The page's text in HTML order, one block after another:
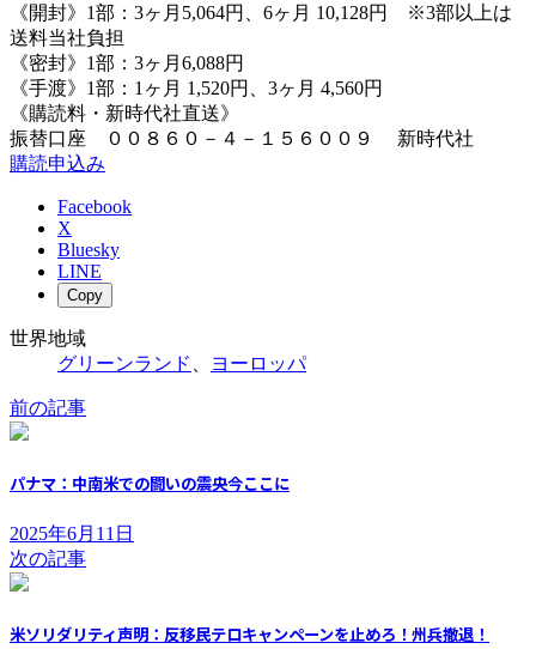
《開封》1部：3ヶ月5,064円、6ヶ月 10,128円 ※3部以上は
送料当社負担
《密封》1部：3ヶ月6,088円
《手渡》1部：1ヶ月 1,520円、3ヶ月 4,560円
《購読料・新時代社直送》
振替口座 ００８６０－４－１５６００９ 新時代社
購読申込み
Facebook
X
Bluesky
LINE
Copy
世界地域
グリーンランド
ヨーロッパ
前の記事
パナマ：中南米での闘いの震央今ここに
2025年6月11日
次の記事
米ソリダリティ声明：反移民テロキャンペーンを止めろ！州兵撤退！